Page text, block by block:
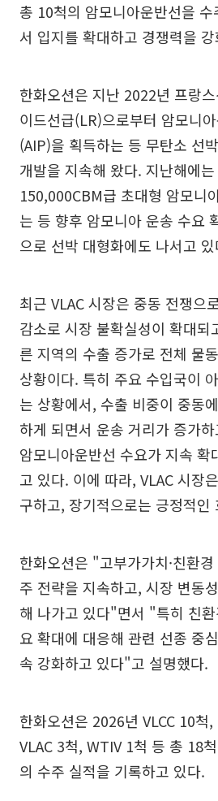
총 10척의 암모니아운반선을
서 입지를 확대하고 경쟁력을
한화오션은 지난 2022년 프랑
이드선급(LR)으로부터 암모니
(AIP)을 획득하는 등 무탄소 선
개발을 지속해 왔다. 지난해에
150,000CBM급 초대형 암모니
는 등 향후 암모니아 운송 수요
으로 선박 대형화에도 나서고
최근 VLAC 시장은 중동 전쟁으
감소로 시장 불확실성이 확대
른 지역의 수출 증가로 전체 물
상황이다. 특히 주요 수입국이
는 상황에서, 수출 비중이 중동
하게 되면서 운송 거리가 증가
암모니아운반선 수요가 지속 확
고 있다. 이에 따라, VLAC 시장
구하고, 장기적으로는 긍정적인
한화오션은 "고부가가치·친환
주 전략을 지속하고, 시장 변동
해 나가고 있다"면서 "특히 친
요 확대에 대응해 관련 선종 중
속 강화하고 있다"고 설명했다.
한화오션은 2026년 VLCC 10척
VLAC 3척, WTIV 1척 등 총 18
의 수주 실적을 기록하고 있다.